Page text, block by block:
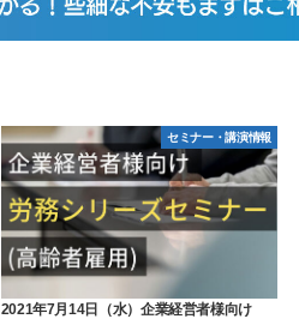
セミナー・講演情報
2021年7月14日（水）企業経営者様向け